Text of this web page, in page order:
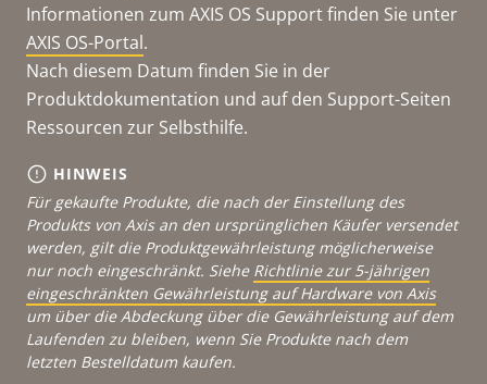
Informationen zum AXIS OS Support finden Sie unter
AXIS OS-Portal.
Nach diesem Datum finden Sie in der
Produktdokumentation und auf den Support-Seiten
Ressourcen zur Selbsthilfe.
HINWEIS
Für gekaufte Produkte, die nach der Einstellung des
Produkts von Axis an den ursprünglichen Käufer versendet
werden, gilt die Produktgewährleistung möglicherweise
nur noch eingeschränkt. Siehe Richtlinie zur 5-jährigen
eingeschränkten Gewährleistung auf Hardware von Axis
um über die Abdeckung über die Gewährleistung auf dem
Laufenden zu bleiben, wenn Sie Produkte nach dem
letzten Bestelldatum kaufen.